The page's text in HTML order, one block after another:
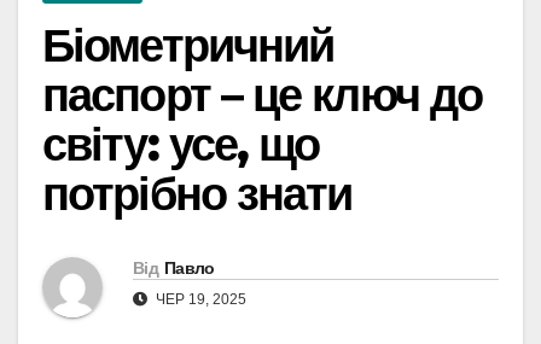
Біометричний
паспорт – це ключ до
світу: усе, що
потрібно знати
Від Павло
ЧЕР 19, 2025